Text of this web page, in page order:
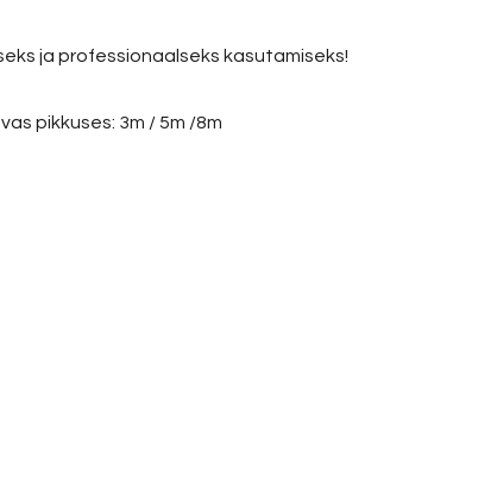
ja professionaalseks kasutamiseks!
pikkuses: 3m / 5m /8m